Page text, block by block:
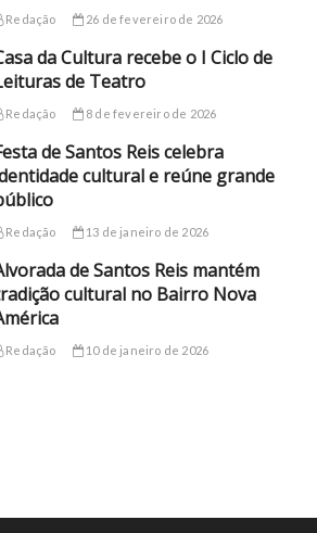
Redação 26 de fevereiro de 2026
da Cultura recebe o I Ciclo de
de Teatro
Redação 8 de fevereiro de 2026
de Santos Reis celebra
cultural e reúne grande
Redação 13 de janeiro de 2026
de Santos Reis mantém
cultural no Bairro Nova
Redação 10 de janeiro de 2026